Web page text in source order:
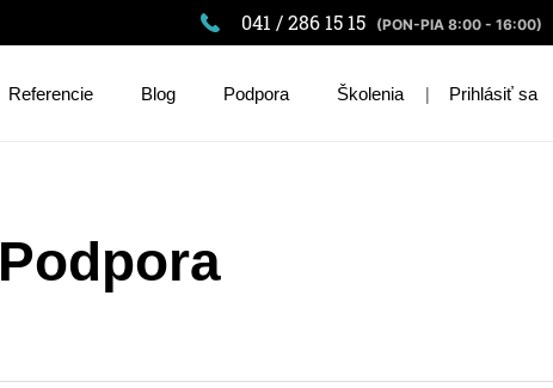
041 / 286 15 15 (PON-PIA 8:00 - 16:00)
Referencie Blog Podpora Školenia | Prihlásiť sa
Podpora